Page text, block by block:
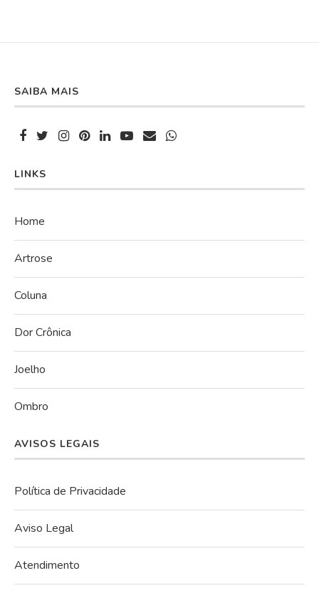
SAIBA MAIS
LINKS
Home
Artrose
Coluna
Dor Crônica
Joelho
Ombro
AVISOS LEGAIS
Política de Privacidade
Aviso Legal
Atendimento